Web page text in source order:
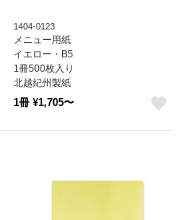
1404-0123
メニュー用紙
イエロー・B5
1冊500枚入り
北越紀州製紙
Newファインカラー
1冊 ¥1,705〜